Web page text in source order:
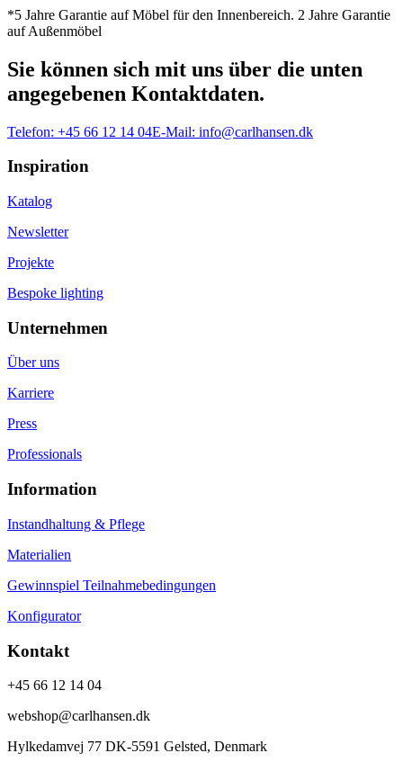
*5 Jahre Garantie auf Möbel für den Innenbereich. 2 Jahre Garantie
auf Außenmöbel
Sie können sich mit uns über die unten
angegebenen Kontaktdaten.
Telefon: +45 66 12 14 04E-Mail: info@carlhansen.dk
Inspiration
Katalog
Newsletter
Projekte
Bespoke lighting
Unternehmen
Über uns
Karriere
Press
Professionals
Information
Instandhaltung & Pflege
Materialien
Gewinnspiel Teilnahmebedingungen
Konfigurator
Kontakt
+45 66 12 14 04
webshop@carlhansen.dk
Hylkedamvej 77 DK-5591 Gelsted, Denmark